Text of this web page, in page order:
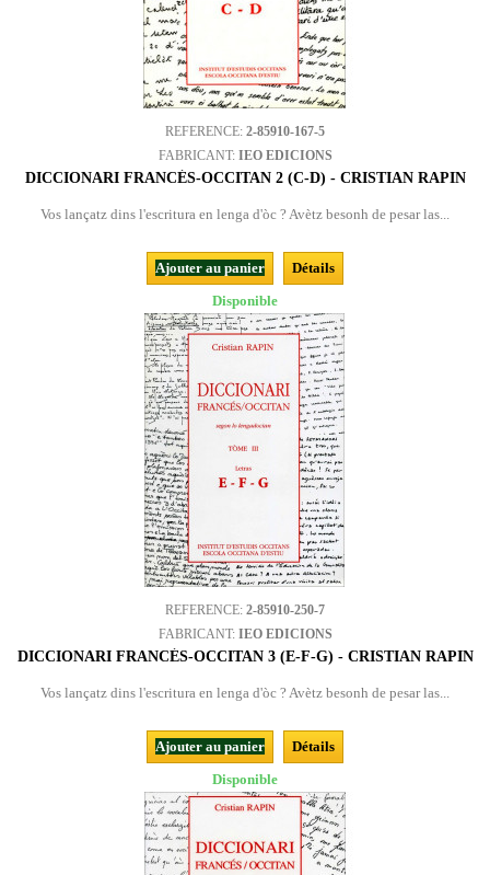
REFERENCE: 2-85910-167-5
FABRICANT: IEO EDICIONS
DICCIONARI FRANCÉS-OCCITAN 2 (C-D) - CRISTIAN RAPIN
Vos lançatz dins l'escritura en lenga d'òc ? Avètz besonh de pesar las...
Ajouter au panier
Détails
Disponible
REFERENCE: 2-85910-250-7
FABRICANT: IEO EDICIONS
DICCIONARI FRANCÉS-OCCITAN 3 (E-F-G) - CRISTIAN RAPIN
Vos lançatz dins l'escritura en lenga d'òc ? Avètz besonh de pesar las...
Ajouter au panier
Détails
Disponible